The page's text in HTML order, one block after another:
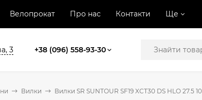
Велопрокат Про нас Контакти Ще
3 +38 (096) 558-93-30
Вилки Вилки SR SUNTOUR SF19 XCT30 DS HLO 27.5